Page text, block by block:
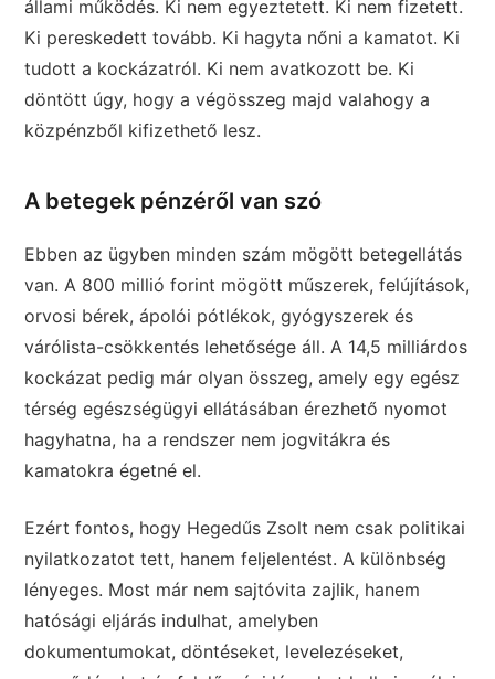
állami működés. Ki nem egyeztetett. Ki nem fizetett.
Ki pereskedett tovább. Ki hagyta nőni a kamatot. Ki
tudott a kockázatról. Ki nem avatkozott be. Ki
döntött úgy, hogy a végösszeg majd valahogy a
közpénzből kifizethető lesz.
A betegek pénzéről van szó
Ebben az ügyben minden szám mögött betegellátás
van. A 800 millió forint mögött műszerek, felújítások,
orvosi bérek, ápolói pótlékok, gyógyszerek és
várólista-csökkentés lehetősége áll. A 14,5 milliárdos
kockázat pedig már olyan összeg, amely egy egész
térség egészségügyi ellátásában érezhető nyomot
hagyhatna, ha a rendszer nem jogvitákra és
kamatokra égetné el.
Ezért fontos, hogy Hegedűs Zsolt nem csak politikai
nyilatkozatot tett, hanem feljelentést. A különbség
lényeges. Most már nem sajtóvita zajlik, hanem
hatósági eljárás indulhat, amelyben
dokumentumokat, döntéseket, levelezéseket,